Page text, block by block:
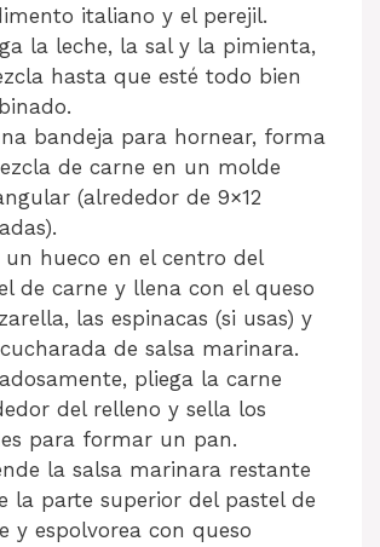
italiano y el perejil.
la leche, la sal y la pimienta,
hasta que esté todo bien
bandeja para hornear, forma
de carne en un molde
(alrededor de 9×12
un hueco en el centro del
de carne y llena con el queso
las espinacas (si usas) y
de salsa marinara.
pliega la carne
del relleno y sella los
para formar un pan.
la salsa marinara restante
la parte superior del pastel de
y espolvorea con queso